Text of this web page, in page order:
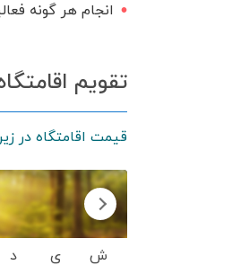
انجام هر گونه
تقویم
قیمت اقامتگاه در
ش ی د